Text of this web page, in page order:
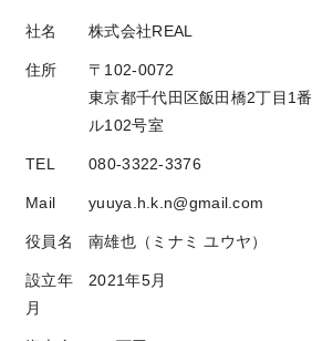
社名 株式会社REAL
住所
〒102-0072
東京都千代田区飯田橋2丁目1
ル102号室
TEL 080-3322-3376
Mail yuuya.h.k.n@gmail.com
役員名 南雄也（ミナミ ユウヤ）
設立年
月
2021年5月